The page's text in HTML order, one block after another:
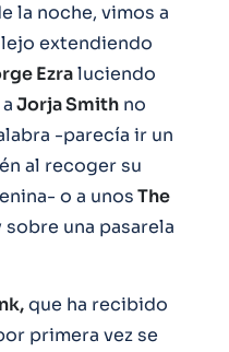
la noche, vimos a
extendiendo
Ezraluciendo
aJorja Smith no
-parecía ir un
al recoger su
o a unosThe
una pasarela
que ha recibido
primera vez se